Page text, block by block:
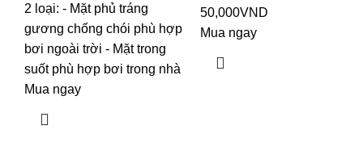
2 loại: - Mặt phủ tráng
gương chống chói phù hợp
bơi ngoài trời - Mặt trong
suốt phù hợp bơi trong nhà
Mua ngay
50,000VND
Mua ngay